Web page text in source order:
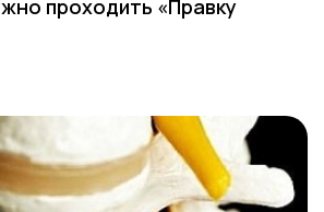
проходить «Правку